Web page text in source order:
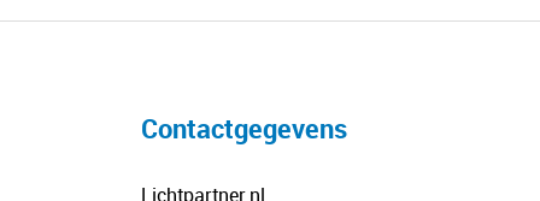
product
Contactgegevens
Lichtpartner.nl